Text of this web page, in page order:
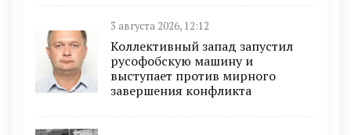
3 августа 2026, 12:12
Коллективный запад запустил
русофобскую машину и
выступает против мирного
завершения конфликта